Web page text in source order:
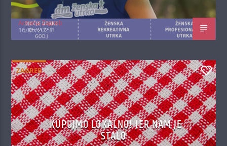
Antena Zagreb
16/05/2023
ZAGREB 4
KUPUJMO LOKALNO! JER NAM JE
STALO